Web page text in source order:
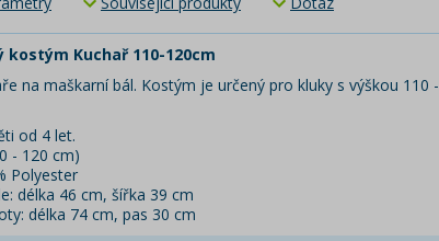
kostým Kuchař 110-120cm
na maškarní bál. Kostým je určený pro kluky s výškou
od 4 let.
- 120 cm)
Polyester
délka 46 cm, šířka 39 cm
délka 74 cm, pas 30 cm